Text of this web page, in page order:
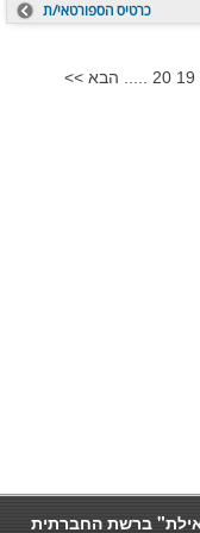
כרטיס הספורטאי/ת
19
20 ..... הבא >>
ברשת החברתית